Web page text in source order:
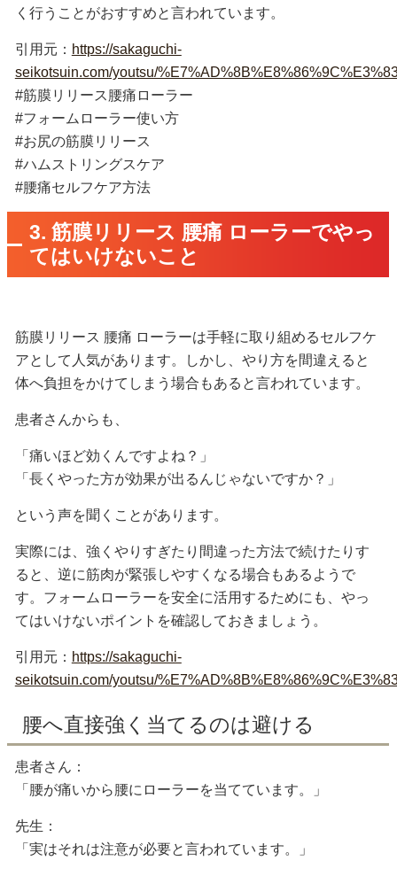
く行うことがおすすめと言われています。
引用元： https://sakaguchi-
seikotsuin.com/youtsu/
#筋膜リリース腰痛ローラー
#フォームローラー使い方
#お尻の筋膜リリース
#ハムストリングスケア
#腰痛セルフケア方法
3. 筋膜リリース 腰痛 ローラーでやっ
てはいけないこと
筋膜リリース 腰痛 ローラーは手軽に取り組めるセルフケ
アとして人気があります。しかし、やり方を間違えると
体へ負担をかけてしまう場合もあると言われています。
患者さんからも、
「痛いほど効くんですよね？」
「長くやった方が効果が出るんじゃないですか？」
という声を聞くことがあります。
実際には、強くやりすぎたり間違った方法で続けたりす
ると、逆に筋肉が緊張しやすくなる場合もあるようで
す。フォームローラーを安全に活用するためにも、やっ
てはいけないポイントを確認しておきましょう。
引用元： https://sakaguchi-
seikotsuin.com/youtsu/
腰へ直接強く当てるのは避ける
患者さん：
「腰が痛いから腰にローラーを当てています。」
先生：
「実はそれは注意が必要と言われています。」